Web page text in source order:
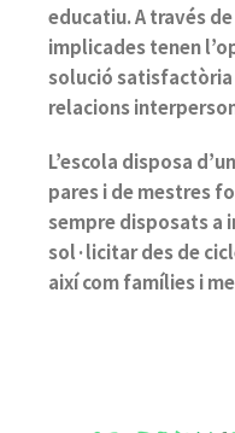
educatiu. A través
implicades tenen
solució
relacions
L’escola disposa
pares i de mestres
sempre disposats a
sol·licitar des de
així com famílies i